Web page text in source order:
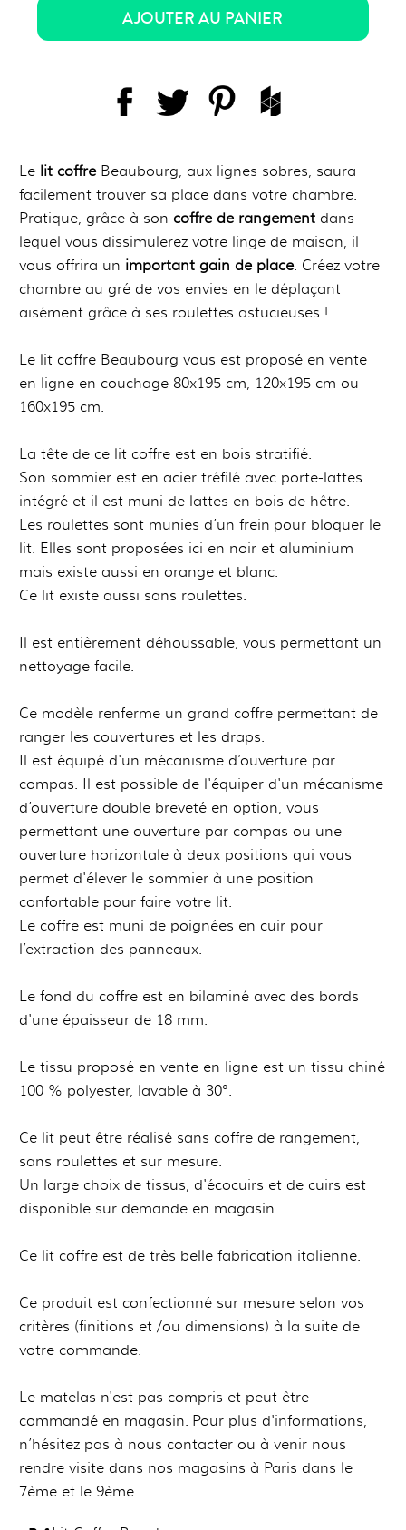
AJOUTER AU PANIER
Le lit coffreBeaubourg, aux lignes sobres, saura
facilement trouver sa place dans votre chambre.
Pratique, grâce à son coffre de rangement dans
lequel vous dissimulerez votre linge de maison, il
vous offrira un important gain de place. Créez votre
chambre au gré de vos envies en le déplaçant
aisément grâce à ses roulettes astucieuses !
Le lit coffre Beaubourg vous est proposé en vente
en ligne en couchage 80x195 cm, 120x195 cm ou
160x195 cm.
La tête de ce lit coffre est en bois stratifié.
Son sommier est en acier tréfilé avec porte-lattes
intégré et il est muni de lattes en bois de hêtre.
Les roulettes sont munies d’un frein pour bloquer le
lit. Elles sont proposées ici en noir et aluminium
mais existe aussi en orange et blanc.
Ce lit existe aussi sans roulettes.
Il est entièrement déhoussable, vous permettant un
nettoyage facile.
Ce modèle renferme un grand coffre permettant de
ranger les couvertures et les draps.
Il est équipé d'un mécanisme d’ouverture par
compas. Il est possible de l'équiper d'un mécanisme
d’ouverture double breveté en option, vous
permettant une ouverture par compas ou une
ouverture horizontale à deux positions qui vous
permet d'élever le sommier à une position
confortable pour faire votre lit.
Le coffre est muni de poignées en cuir pour
l’extraction des panneaux.
Le fond du coffre est en bilaminé avec des bords
d'une épaisseur de 18 mm.
Le tissu proposé en vente en ligne est un tissu chiné
100 % polyester, lavable à 30°.
Ce lit peut être réalisé sans coffre de rangement,
sans roulettes et sur mesure.
Un large choix de tissus, d'écocuirs et de cuirs est
disponible sur demande en magasin.
Ce lit coffre est de très belle fabrication italienne.
Ce produit est confectionné sur mesure selon vos
critères (finitions et /ou dimensions) à la suite de
votre commande.
Le matelas n'est pas compris et peut-être
commandé en magasin. Pour plus d'informations,
n’hésitez pas à nous contacter ou à venir nous
rendre visite dans nos magasins à Paris dans le
7ème et le 9ème.